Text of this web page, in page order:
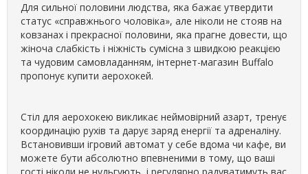
Для сильної половини людства, яка бажає утвердити
статус «справжнього чоловіка», але ніколи не стояв на
ковзанах і прекрасної половини, яка прагне довести, що
жіноча слабкість і ніжність сумісна з швидкою реакцією
та чудовим самовладанням, інтернет-магазин Buffalo
пропонує купити аерохокей.
Стіл для аерохокею викликає неймовірний азарт, тренує
координацію рухів та дарує заряд енергії та адреналіну.
Встановивши ігровий автомат у себе вдома чи кафе, ви
можете бути абсолютно впевненими в тому, що ваші